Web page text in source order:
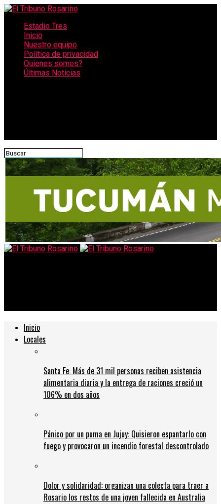
Estadio Tres
Inicio
Nuestro equipo
Política de privacidad
Quienes somos?
Últimas Noticias
Inicio
Locales
Santa Fe: Más de 31 mil personas reciben asistencia
alimentaria diaria y la entrega de raciones creció un
106% en dos años
Pánico por un puma en Jujuy: Quisieron espantarlo con
fuego y provocaron un incendio forestal descontrolado
Dolor y solidaridad: organizan una colecta para traer a
Rosario los restos de una joven fallecida en Australia